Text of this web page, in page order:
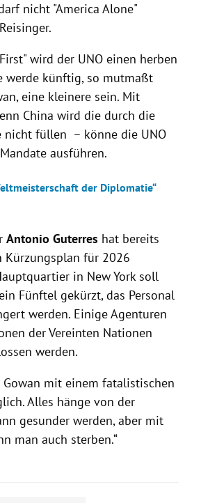
nicht "America Alone"
wird der UNO einen herben
werde künftig, so mutmaßt
eine kleinere sein. Mit
China wird die durch die
nicht füllen – könne die UNO
ausführen.
der Diplomatie“
Antonio Guterres hat bereits
Kürzungsplan für 2026
in New York soll
Fünftel gekürzt, das Personal
werden. Einige Agenturen
der Vereinten Nationen
werden.
mit einem fatalistischen
Alles hänge von der
gesunder werden, aber mit
man auch sterben.“